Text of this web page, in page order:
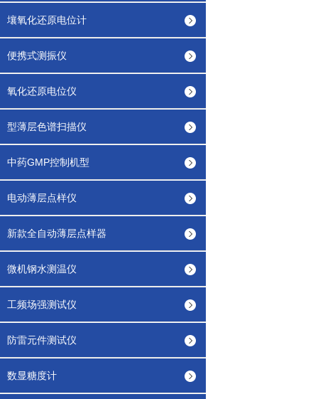
壤氧化还原电位计
便携式测振仪
氧化还原电位仪
型薄层色谱扫描仪
中药GMP控制机型
电动薄层点样仪
新款全自动薄层点样器
微机钢水测温仪
工频场强测试仪
防雷元件测试仪
数显糖度计